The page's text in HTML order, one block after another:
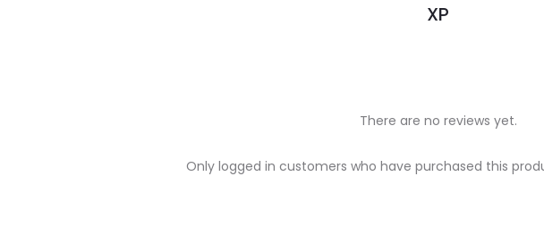
XP
R
There are no reviews yet.
Only logged in customers who have purchased this